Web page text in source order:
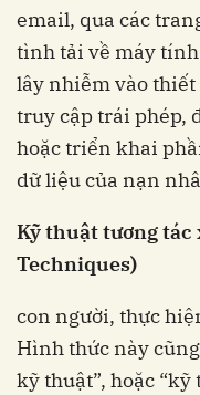
email, qua các
tình tải về máy
lây nhiễm vào thiết
truy cập trái phép,
hoặc triển khai
dữ liệu của nạn
Kỹ thuật tương tác
Techniques)
con người, thực
Hình thức này
kỹ thuật”, hoặc “kỹ